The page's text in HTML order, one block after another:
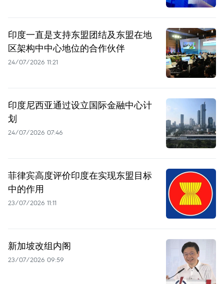
印度一直是支持东盟团结及东盟在地
区架构中中心地位的合作伙伴
24/07/2026 11:21
印度尼西亚通过设立国际金融中心计
划
24/07/2026 07:46
菲律宾高度评价印度在实现东盟目标
中的作用
23/07/2026 11:11
新加坡改组内阁
23/07/2026 09:59